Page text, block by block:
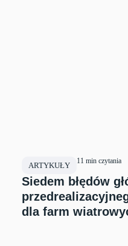
ARTYKUŁY 11 min czytania
Siedem błędów
dla farm